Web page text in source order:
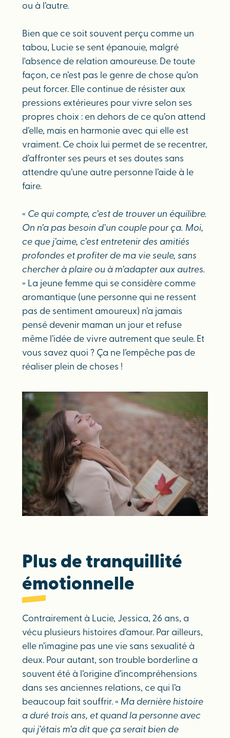
ou à l’autre.
Bien que ce soit souvent perçu comme un
tabou, Lucie se sent épanouie, malgré
l'absence de relation amoureuse. De toute
façon, ce n’est pas le genre de chose qu’on
peut forcer. Elle continue de résister aux
pressions extérieures pour vivre selon ses
propres choix : en dehors de ce qu’on attend
d’elle, mais en harmonie avec qui elle est
vraiment. Ce choix lui permet de se recentrer,
d’affronter ses peurs et ses doutes sans
attendre qu’une autre personne l’aide à le
faire.
« Ce qui compte, c’est de trouver un équilibre.
On n’a pas besoin d’un couple pour ça. Moi,
ce que j’aime, c’est entretenir des amitiés
profondes et profiter de ma vie seule, sans
chercher à plaire ou à m’adapter aux autres.
» La jeune femme qui se considère comme
aromantique (une personne qui ne ressent
pas de sentiment amoureux) n’a jamais
pensé devenir maman un jour et refuse
même l’idée de vivre autrement que seule. Et
vous savez quoi ? Ça ne l’empêche pas de
réaliser plein de choses !
Plus de tranquillité
émotionnelle
Contrairement à Lucie, Jessica, 26 ans, a
vécu plusieurs histoires d’amour. Par ailleurs,
elle n’imagine pas une vie sans sexualité à
deux. Pour autant, son trouble borderline a
souvent été à l’origine d’incompréhensions
dans ses anciennes relations, ce qui l’a
beaucoup fait souffrir. « Ma dernière histoire
a duré trois ans, et quand la personne avec
qui j’étais m’a dit que ça serait bien de